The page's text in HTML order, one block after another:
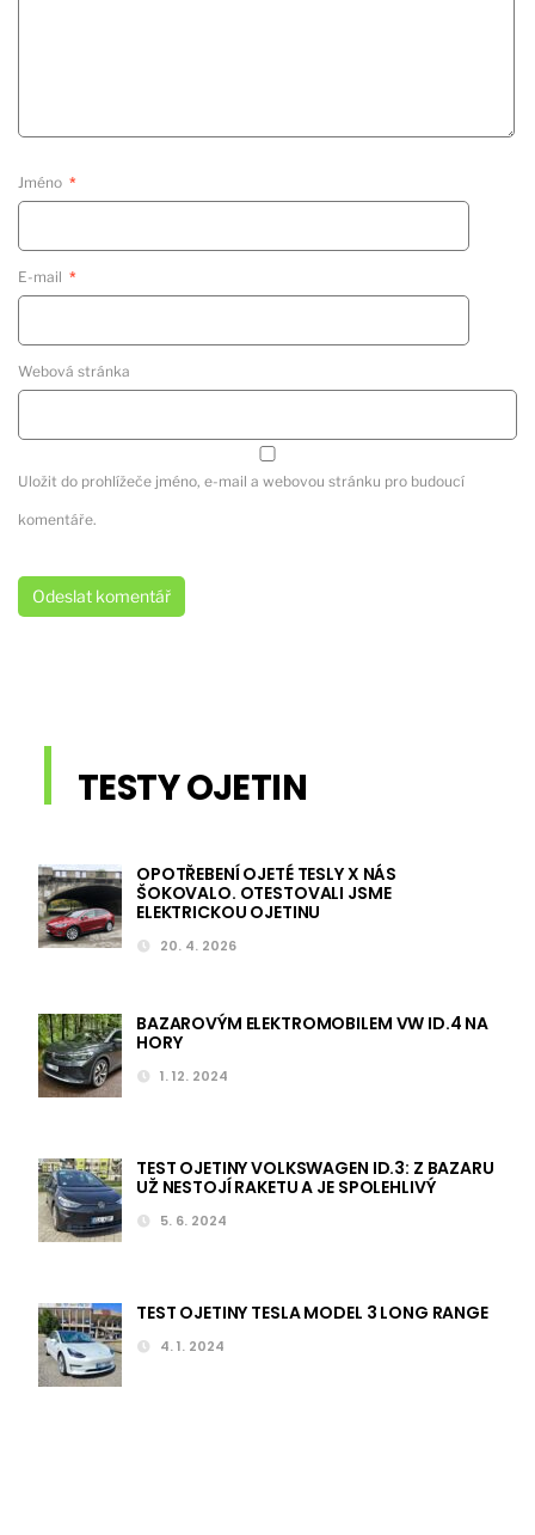
Jméno *
E-mail *
Webová stránka
Uložit do prohlížeče jméno, e-mail a webovou stránku pro budoucí
komentáře.
TESTY OJETIN
OPOTŘEBENÍ OJETÉ TESLY X NÁS
ŠOKOVALO. OTESTOVALI JSME
ELEKTRICKOU OJETINU
20. 4. 2026
BAZAROVÝM ELEKTROMOBILEM VW ID.4 NA
HORY
1. 12. 2024
TEST OJETINY VOLKSWAGEN ID.3: Z BAZARU
UŽ NESTOJÍ RAKETU A JE SPOLEHLIVÝ
5. 6. 2024
TEST OJETINY TESLA MODEL 3 LONG RANGE
4. 1. 2024